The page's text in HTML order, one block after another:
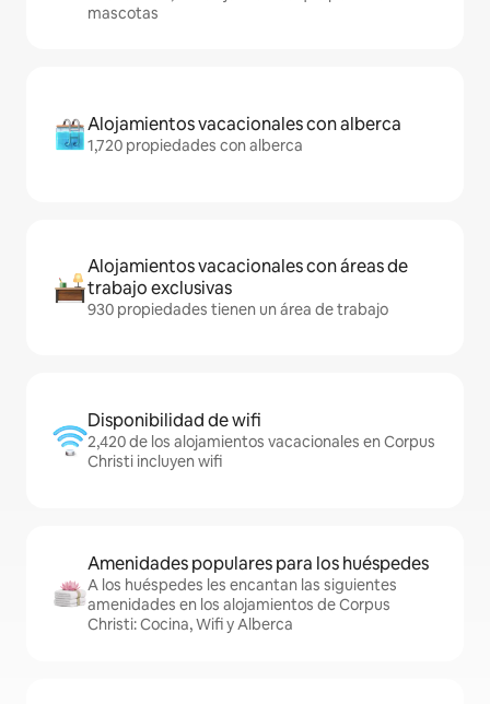
mascotas
Alojamientos vacacionales con alberca
1,720 propiedades con alberca
Alojamientos vacacionales con áreas de
trabajo exclusivas
930 propiedades tienen un área de trabajo
Disponibilidad de wifi
2,420 de los alojamientos vacacionales en Corpus
Christi incluyen wifi
Amenidades populares para los huéspedes
A los huéspedes les encantan las siguientes
amenidades en los alojamientos de Corpus
Christi: Cocina, Wifi y Alberca